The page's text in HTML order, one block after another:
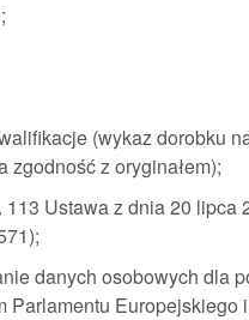
(wykaz dorobku
z oryginałem);
Ustawa z dnia 20 lipca
danych osobowych dla
Europejskiego